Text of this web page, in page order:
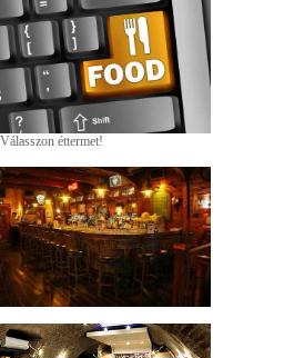
Válasszon éttermet!